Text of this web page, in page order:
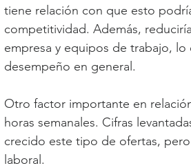
tiene relación con que esto
competitividad. Además,
empresa y equipos de trabajo, lo
desempeño en general.
Otro factor importante en
horas semanales. Cifras
crecido este tipo de ofertas,
laboral.